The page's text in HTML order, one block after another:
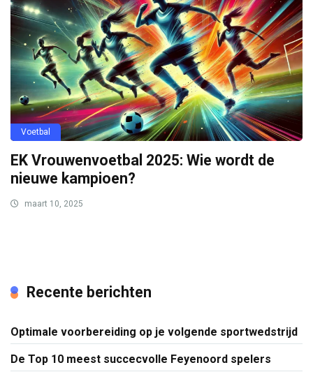
Voetbal
EK Vrouwenvoetbal 2025: Wie wordt de
nieuwe kampioen?
maart 10, 2025
Recente berichten
Optimale voorbereiding op je volgende sportwedstrijd
De Top 10 meest succecvolle Feyenoord spelers